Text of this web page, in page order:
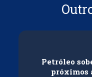
Petróleo
próximos